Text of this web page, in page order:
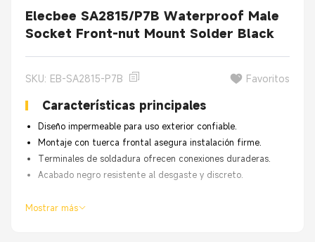
Elecbee SA2815/P7B Waterproof Male
Socket Front-nut Mount Solder Black
SKU: EB-SA2815-P7B Favoritos
Características principales
Diseño impermeable para uso exterior confiable.
Montaje con tuerca frontal asegura instalación firme.
Terminales de soldadura ofrecen conexiones duraderas.
Acabado negro resistente al desgaste y discreto.
Mostrar más